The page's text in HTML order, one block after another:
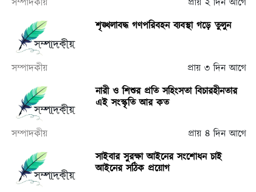
শৃঙ্খলাবদ্ধ গণপরিবহন ব্যবস্থা গড়ে তুলুন
সম্পাদকীয়
প্রায় ৩ দিন আগে
নারী ও শিশুর প্রতি সহিংসতা বিচারহীনতার
এই সংস্কৃতি আর কত
সম্পাদকীয়
প্রায় ৪ দিন আগে
সাইবার সুরক্ষা আইনের সংশোধন চাই
আইনের সঠিক প্রয়োগ